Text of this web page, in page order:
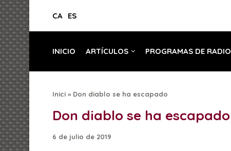
CA ES
INICIO ARTÍCULOS PROGRAMAS DE RADIO
Inici » Don diablo se ha escapado
Don diablo se ha escapado
6 de julio de 2019